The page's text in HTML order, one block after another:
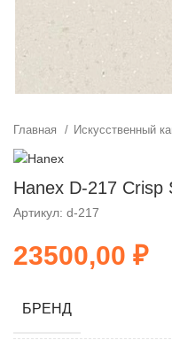
Главная Искусственный
Hanex D-217 Crisp
Артикул: d-217
₽
БРЕНД